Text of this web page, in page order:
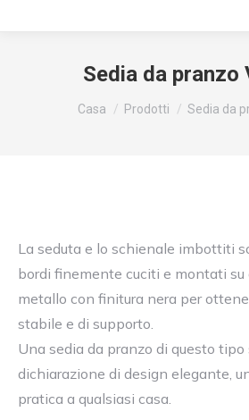
Sedia da pranzo
Siete qui:
Casa Prodotti Sedia da
La seduta e lo schienale imbottiti
bordi finemente cuciti e montati
metallo con finitura nera per
stabile e di supporto.
Una sedia da pranzo di questo tipo
dichiarazione di design elegante,
pratica a qualsiasi casa.